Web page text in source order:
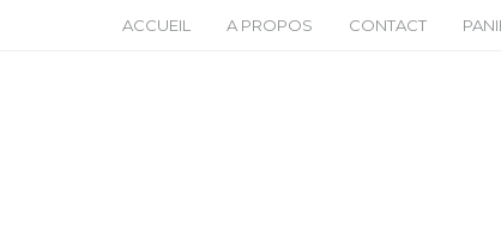
ACCUEIL A PROPOS CONTACT